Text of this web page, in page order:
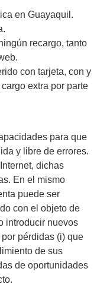
en Guayaquil.
recargo, tanto
con tarjeta, con y
extra por parte
para que
y libre de errores.
dichas
En el mismo
puede ser
con el objeto de
introducir nuevos
pérdidas (i) que
de sus
de oportunidades